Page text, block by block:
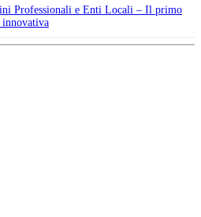
Professionali e Enti Locali – Il primo
innovativa